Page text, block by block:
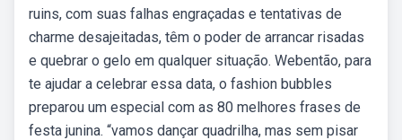
ruins, com suas falhas engraçadas e tentativas de
charme desajeitadas, têm o poder de arrancar risadas
e quebrar o gelo em qualquer situação. Webentão, para
te ajudar a celebrar essa data, o fashion bubbles
preparou um especial com as 80 melhores frases de
festa junina. “vamos dançar quadrilha, mas sem pisar